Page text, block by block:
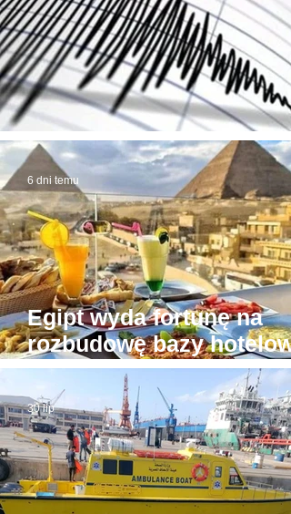
Trzęsienie ziemi w
Egipt wyda fortunę na
rozbudowę bazy
wokół Piramid w Gizie
6 dni temu
30 lip